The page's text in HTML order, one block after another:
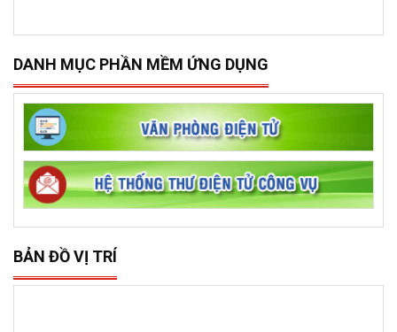
DANH MỤC PHẦN MỀM ỨNG DỤNG
BẢN ĐỒ VỊ TRÍ